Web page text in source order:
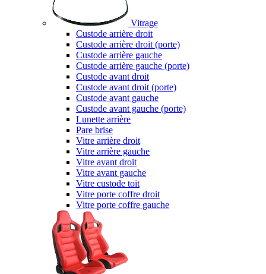
Vitrage
Custode arrière droit
Custode arrière droit (porte)
Custode arrière gauche
Custode arrière gauche (porte)
Custode avant droit
Custode avant droit (porte)
Custode avant gauche
Custode avant gauche (porte)
Lunette arrière
Pare brise
Vitre arrière droit
Vitre arrière gauche
Vitre avant droit
Vitre avant gauche
Vitre custode toit
Vitre porte coffre droit
Vitre porte coffre gauche